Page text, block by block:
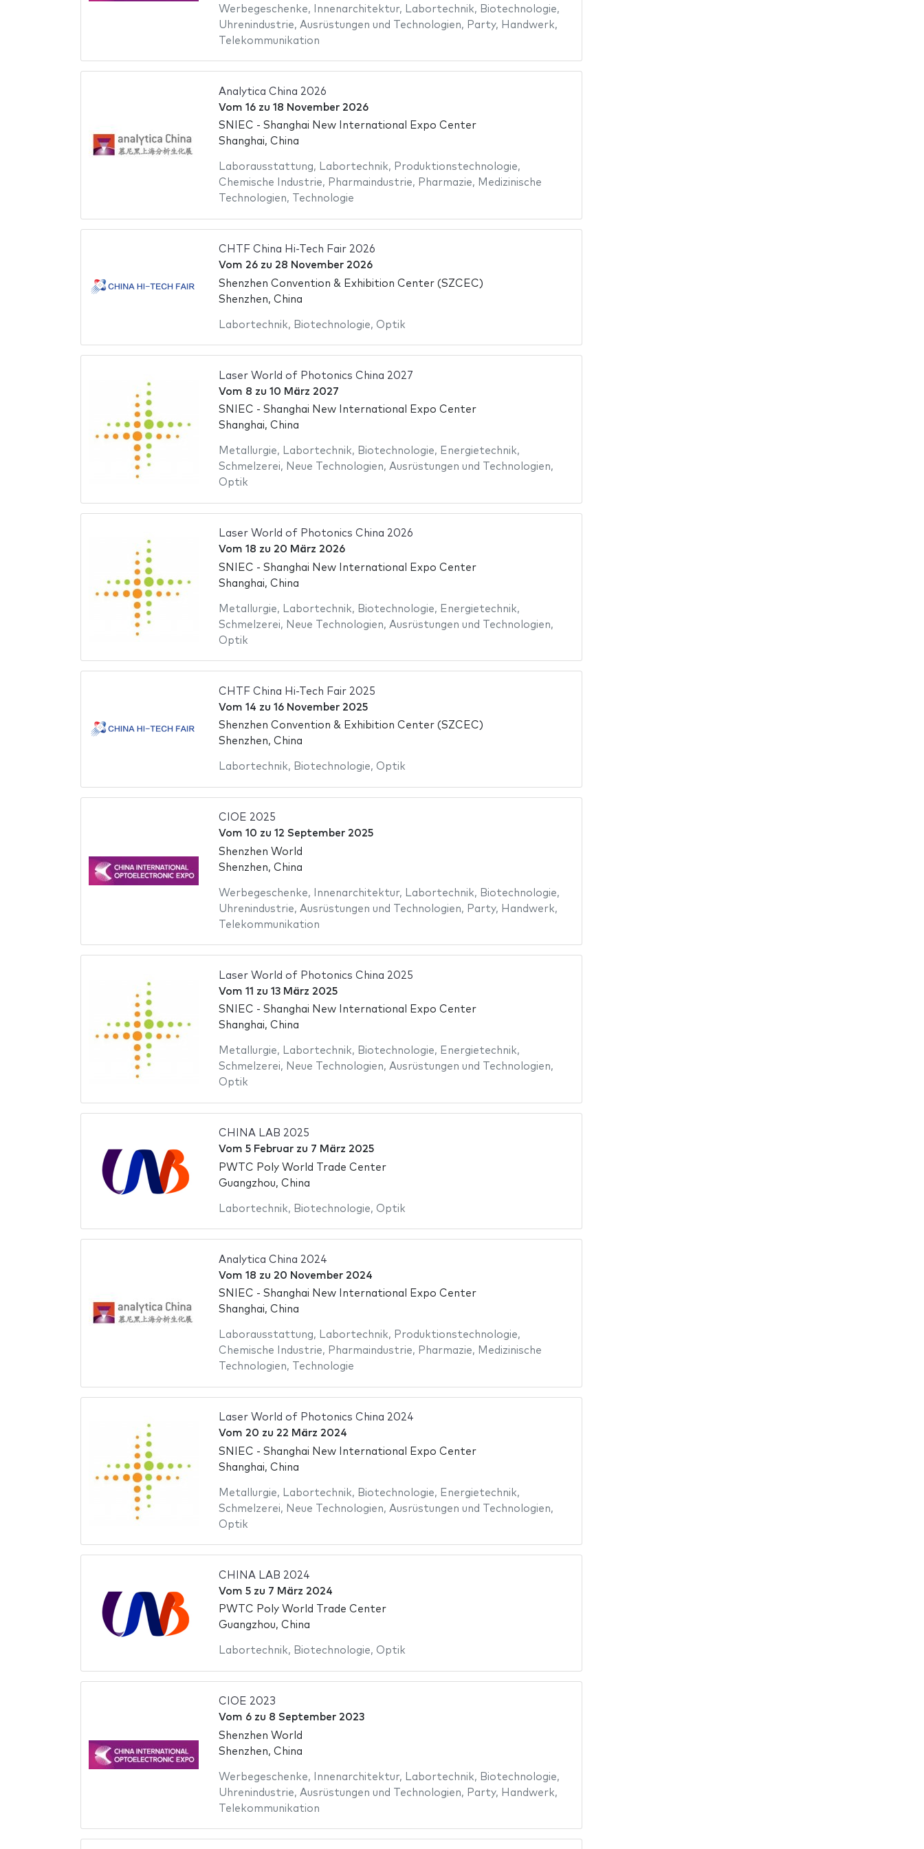
Werbegeschenke, Innenarchitektur, Labortechnik, Biotechnologie,
Uhrenindustrie, Ausrüstungen und Technologien, Party, Handwerk,
Telekommunikation
Analytica China 2026
Vom 16zu 18 November 2026
SNIEC - Shanghai New International Expo Center
Shanghai, China
Laborausstattung, Labortechnik, Produktionstechnologie,
Chemische Industrie, Pharmaindustrie, Pharmazie, Medizinische
Technologien, Technologie
CHTF China Hi-Tech Fair 2026
Vom 26zu 28 November 2026
Shenzhen Convention & Exhibition Center (SZCEC)
Shenzhen, China
Labortechnik, Biotechnologie, Optik
Laser World of Photonics China 2027
Vom 8 zu 10 März 2027
SNIEC - Shanghai New International Expo Center
Shanghai, China
Metallurgie, Labortechnik, Biotechnologie, Energietechnik,
Schmelzerei, Neue Technologien, Ausrüstungen und Technologien,
Optik
Laser World of Photonics China 2026
Vom 18 zu 20 März 2026
SNIEC - Shanghai New International Expo Center
Shanghai, China
Metallurgie, Labortechnik, Biotechnologie, Energietechnik,
Schmelzerei, Neue Technologien, Ausrüstungen und Technologien,
Optik
CHTF China Hi-Tech Fair 2025
Vom 14 zu 16 November 2025
Shenzhen Convention & Exhibition Center (SZCEC)
Shenzhen, China
Labortechnik, Biotechnologie, Optik
CIOE 2025
Vom 10 zu 12 September 2025
Shenzhen World
Shenzhen, China
Werbegeschenke, Innenarchitektur, Labortechnik, Biotechnologie,
Uhrenindustrie, Ausrüstungen und Technologien, Party, Handwerk,
Telekommunikation
Laser World of Photonics China 2025
Vom 11 zu 13 März 2025
SNIEC - Shanghai New International Expo Center
Shanghai, China
Metallurgie, Labortechnik, Biotechnologie, Energietechnik,
Schmelzerei, Neue Technologien, Ausrüstungen und Technologien,
Optik
CHINA LAB 2025
Vom 5 Februarzu 7 März 2025
PWTC Poly World Trade Center
Guangzhou, China
Labortechnik, Biotechnologie, Optik
Analytica China 2024
Vom 18 zu 20 November 2024
SNIEC - Shanghai New International Expo Center
Shanghai, China
Laborausstattung, Labortechnik, Produktionstechnologie,
Chemische Industrie, Pharmaindustrie, Pharmazie, Medizinische
Technologien, Technologie
Laser World of Photonics China 2024
Vom 20 zu 22 März 2024
SNIEC - Shanghai New International Expo Center
Shanghai, China
Metallurgie, Labortechnik, Biotechnologie, Energietechnik,
Schmelzerei, Neue Technologien, Ausrüstungen und Technologien,
Optik
CHINA LAB 2024
Vom 5zu 7 März 2024
PWTC Poly World Trade Center
Guangzhou, China
Labortechnik, Biotechnologie, Optik
CIOE 2023
Vom 6zu 8 September 2023
Shenzhen World
Shenzhen, China
Werbegeschenke, Innenarchitektur, Labortechnik, Biotechnologie,
Uhrenindustrie, Ausrüstungen und Technologien, Party, Handwerk,
Telekommunikation